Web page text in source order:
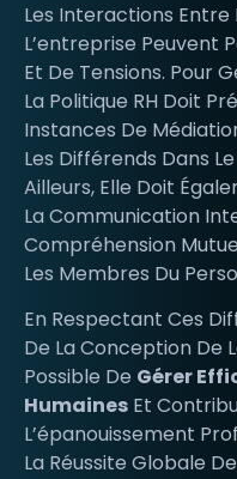
Les Interactions Entre
L’entreprise Peuvent
Et De Tensions. Pour
La Politique RH Doit
Instances De
Les Différends Dans
Ailleurs, Elle Doit
La Communication
Compréhension
Les Membres Du
En Respectant Ces
De La Conception De
Possible De Gérer
Humaines Et
L’épanouissement
La Réussite Globale